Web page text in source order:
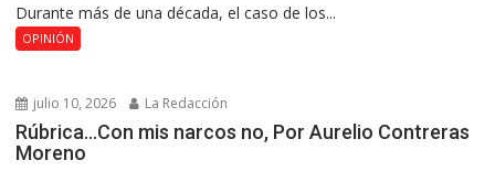
Durante más de una década, el caso de los...
OPINIÓN
julio 10, 2026 La Redacción
Rúbrica…Con mis narcos no, Por Aurelio Contreras
Moreno